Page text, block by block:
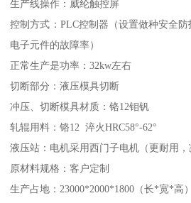
生产线操作：威纶触控屏
控制方式：PLC控制器（设置做种安全
电子元件的故障率）
正常生产是功率：32kw左右
切断部分：液压模具切断
冲压、切断模具材质：铬12钼钒
轧辊用料：铬12 淬火HRC58°-62°
液压站：电机采用西门子电机（更耐用，
原材料规格：客户定制
生产占地：23000*2000*1800（长*宽*高